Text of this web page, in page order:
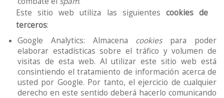
Este sitio web utiliza las siguientescookies de
terceros:
Google Analytics: Almacena cookiespara poder
elaborar estadísticas sobre el tráfico y volumen de
visitas de esta web. Al utilizar este sitio web está
consintiendo el tratamiento de información acerca de
usted por Google. Por tanto, el ejercicio de cualquier
derecho en este sentido deberá hacerlo comunicando